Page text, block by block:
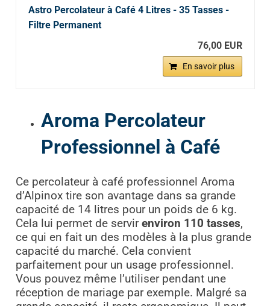
Astro Percolateur à Café 4 Litres - 35 Tasses -
Filtre Permanent
76,00 EUR
En savoir plus
Aroma Percolateur
Professionnel à Café
Ce percolateur à café professionnel Aroma
d’Alpinox tire son avantage dans sa grande
capacité de 14 litres pour un poids de 6 kg.
Cela lui permet de servirenviron 110 tasses,
ce qui en fait un des modèles à la plus grande
capacité du marché. Cela convient
parfaitement pour un usage professionnel.
Vous pouvez même l’utiliser pendant une
réception de mariage par exemple. Malgré sa